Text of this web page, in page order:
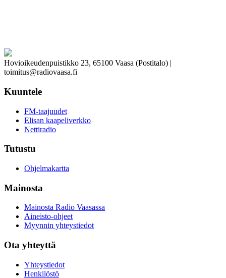
Hovioikeudenpuistikko 23, 65100 Vaasa (Postitalo) |
toimitus@radiovaasa.fi
Kuuntele
FM-taajuudet
Elisan kaapeliverkko
Nettiradio
Tutustu
Ohjelmakartta
Mainosta
Mainosta Radio Vaasassa
Aineisto-ohjeet
Myynnin yhteystiedot
Ota yhteyttä
Yhteystiedot
Henkilöstö